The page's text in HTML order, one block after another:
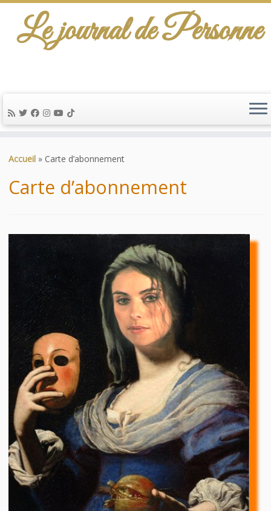
au
Le journal de Personne
Accueil » Carte d’abonnement
Carte d’abonnement